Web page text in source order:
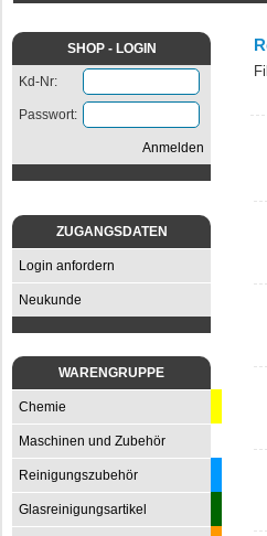
SHOP - LOGIN
Kd-Nr:
Passwort:
Anmelden
ZUGANGSDATEN
Login anfordern
Neukunde
WARENGRUPPE
Chemie
Maschinen und Zubehör
Reinigungszubehör
Glasreinigungsartikel